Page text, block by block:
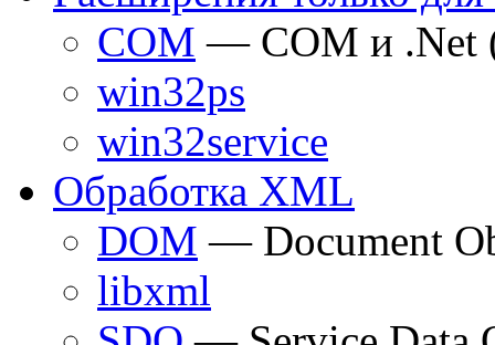
COM — COM и .Net
win32ps
win32service
Обработка XML
DOM — Document
libxml